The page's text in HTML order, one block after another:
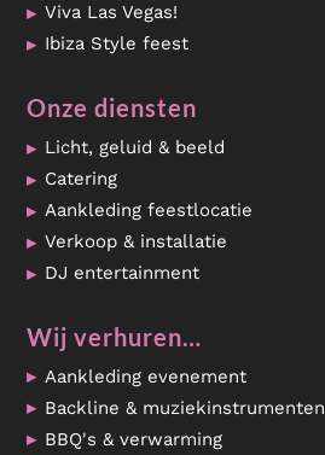
Viva Las Vegas!
Ibiza Style feest
Onze diensten
Licht, geluid & beeld
Catering
Aankleding feestlocatie
Verkoop & installatie
DJ entertainment
Wij verhuren…
Aankleding evenement
Backline & muziekinstrumenten
BBQ's & verwarming